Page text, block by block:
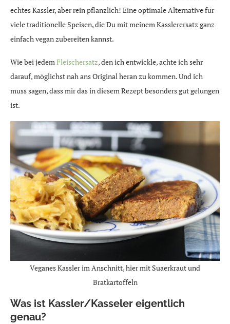
Hat Dir dieses Rezept oder dieser Artikel
gefallen?
echtes Kassler, aber rein pflanzlich! Eine optimale Alternative für
viele traditionelle Speisen, die Du mit meinem Kasslerersatz ganz
einfach vegan zubereiten kannst.
Wie bei jedemFleischersatz, den ich entwickle, achte ich sehr
darauf, möglichst nah ans Original heran zu kommen. Und ich
muss sagen, dass mir das in diesem Rezept besonders gut gelungen
ist.
Veganes Kassler im Anschnitt, hier mit Suaerkraut und
Bratkartoffeln
Was ist Kassler/Kasseler eigentlich
genau?